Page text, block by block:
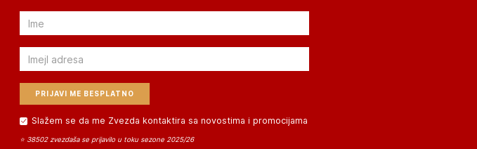
Email
Email
Slažem se da me Zvezda kontaktira sa novostima i promocijama
⭐ 38502 zvezdaša se prijavilo u toku sezone 2025/26